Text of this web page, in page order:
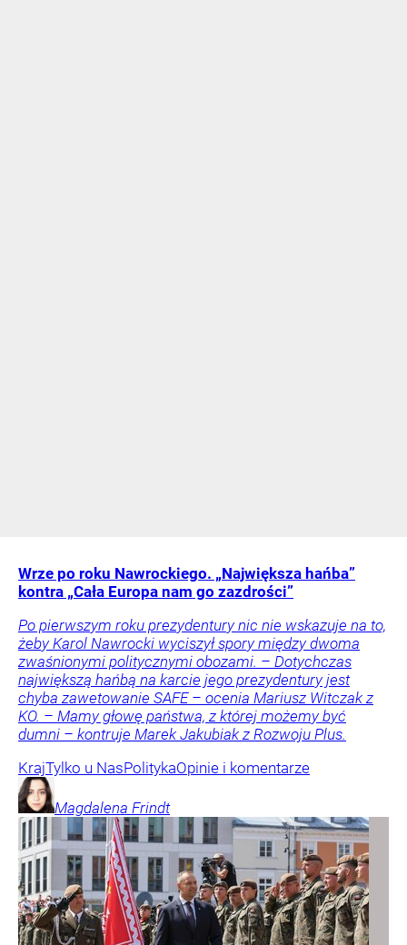
Wrze po roku Nawrockiego. „Największa hańba”
kontra „Cała Europa nam go zazdrości”
Po pierwszym roku prezydentury nic nie wskazuje na to,
żeby Karol Nawrocki wyciszył spory między dwoma
zwaśnionymi politycznymi obozami. – Dotychczas
największą hańbą na karcie jego prezydentury jest
chyba zawetowanie SAFE – ocenia Mariusz Witczak z
KO. – Mamy głowę państwa, z której możemy być
dumni – kontruje Marek Jakubiak z Rozwoju Plus.
KrajTylko u NasPolitykaOpinie i komentarze
Magdalena Frindt